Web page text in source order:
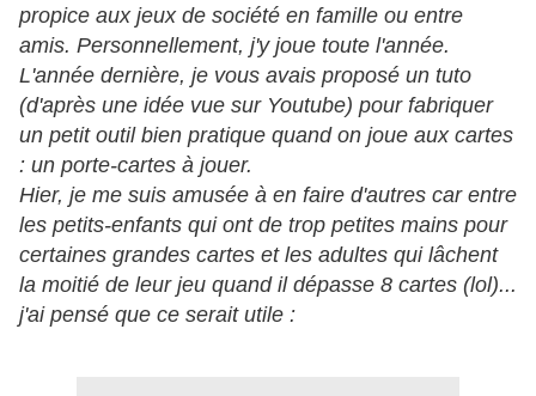
propice aux jeux de société en famille ou entre
amis. Personnellement, j'y joue toute l'année.
L'année dernière, je vous avais proposé un tuto
(d'après une idée vue sur Youtube) pour fabriquer
un petit outil bien pratique quand on joue aux cartes
: un porte-cartes à jouer.
Hier, je me suis amusée à en faire d'autres car entre
les petits-enfants qui ont de trop petites mains pour
certaines grandes cartes et les adultes qui lâchent
la moitié de leur jeu quand il dépasse 8 cartes (lol)...
j'ai pensé que ce serait utile :